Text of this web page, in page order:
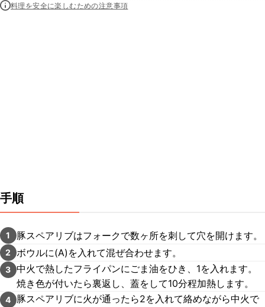
料理を安全に楽しむための注意事項
手順
1 豚スペアリブはフォークで数ヶ所を刺して穴を開けます。
2 ボウルに(A)を入れて混ぜ合わせます。
3 中火で熱したフライパンにごま油をひき、1を入れます。
焼き色が付いたら裏返し、蓋をして10分程加熱します。
4
豚スペアリブに火が通ったら2を入れて絡めながら中火で